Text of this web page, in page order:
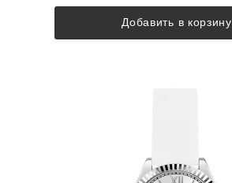
Добавить в корзину